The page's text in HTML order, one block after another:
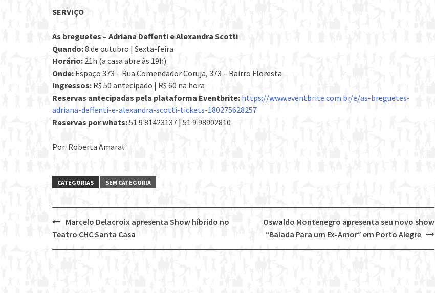
SERVIÇO
As breguetes – Adriana Deffenti e Alexandra Scotti
Quando:8 de outubro | Sexta-feira
Horário: 21h (a casa abre às 19h)
Onde: Espaço 373 – Rua Comendador Coruja, 373 – Bairro Floresta
Ingressos: R$ 50 antecipado | R$ 60 na hora
Reservas antecipadas pela plataforma Eventbrite: https://www.eventbrite.com.br/e/as-breguetes-
adriana-deffenti-e-alexandra-scotti-tickets-180275628257
Reservas por whats:51 9 81423137 | 51 9 98902810
Por: Roberta Amaral
CATEGORIAS SEM CATEGORIA
Post
navigation
Oswaldo Montenegro apresenta seu novo show
“Balada Para um Ex-Amor” em Porto Alegre
Marcelo Delacroix apresenta Show híbrido no
Teatro CHC Santa Casa